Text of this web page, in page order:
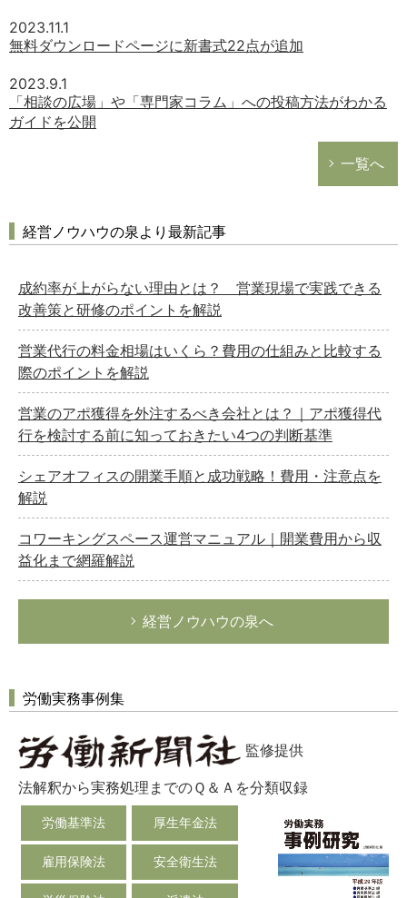
2023.11.1
無料ダウンロードページに新書式22点が追加
2023.9.1
「相談の広場」や「専門家コラム」への投稿方法がわかる
ガイドを公開
一覧へ
経営ノウハウの泉より最新記事
成約率が上がらない理由とは？ 営業現場で実践できる
改善策と研修のポイントを解説
営業代行の料金相場はいくら？費用の仕組みと比較する
際のポイントを解説
営業のアポ獲得を外注するべき会社とは？｜アポ獲得代
行を検討する前に知っておきたい4つの判断基準
シェアオフィスの開業手順と成功戦略！費用・注意点を
解説
コワーキングスペース運営マニュアル｜開業費用から収
益化まで網羅解説
経営ノウハウの泉へ
労働実務事例集
監修提供
法解釈から実務処理までのＱ＆Ａを分類収録
労働基準法 厚生年金法
雇用保険法 安全衛生法